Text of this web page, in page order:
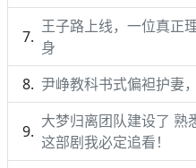
王子路上线，一位真正
身
尹峥教科书式偏袒护妻
大梦归离团队建设了 熟
这部剧我必定追看！